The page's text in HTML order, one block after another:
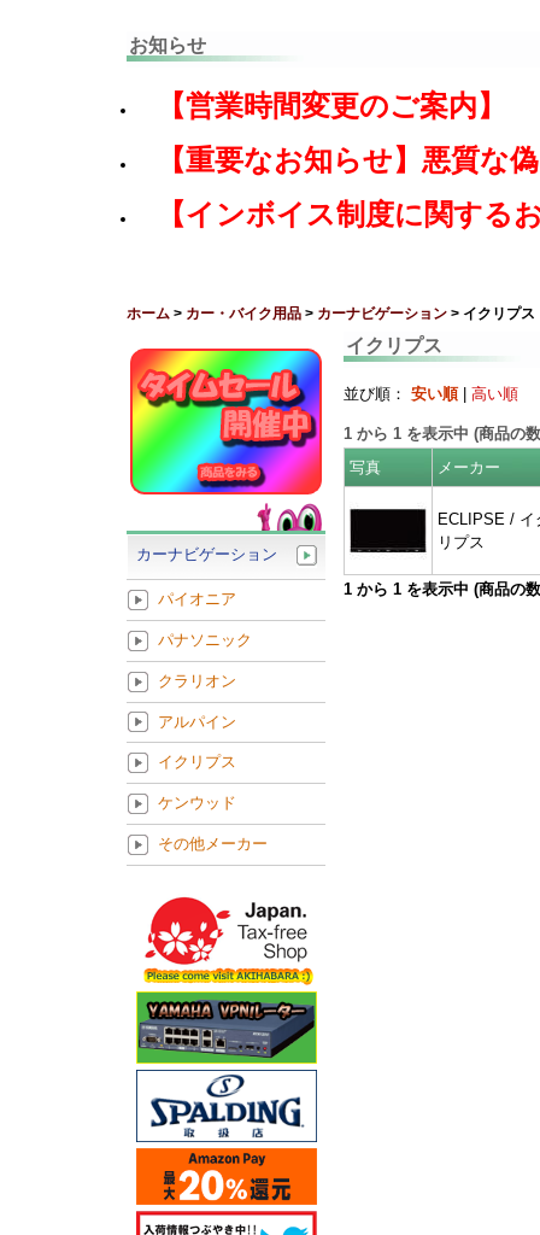
お知らせ
【営業時間変更のご案内】
【重要なお知らせ】悪質な
【インボイス制度に関する
ホーム > カー・バイク用品 > カーナビゲーション > イクリプス
イクリプス
並び順： 安い順| 高い順
1 から 1 を表示中 (商品の
写真
メーカー
ECLIPSE / イ
リプス
1 から 1 を表示中 (商品の
カーナビゲーション
パイオニア
パナソニック
クラリオン
アルパイン
イクリプス
ケンウッド
その他メーカー